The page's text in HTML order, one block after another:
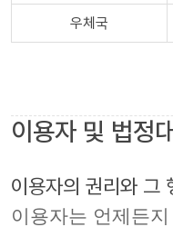
우체국
이용자 및 법정
이용자의 권리와 그
이용자는 언제든